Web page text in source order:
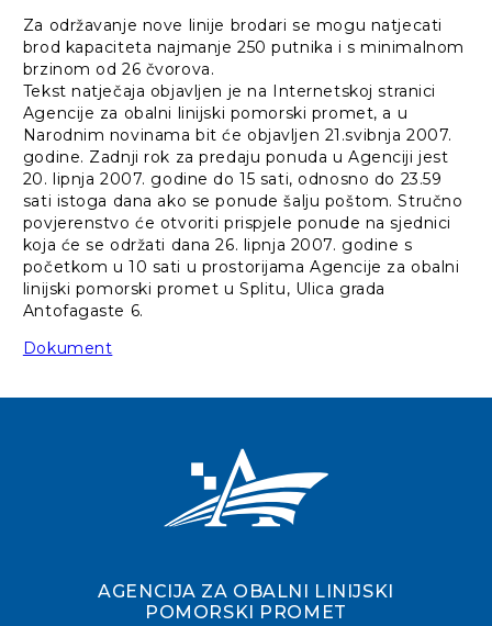
Za održavanje nove linije brodari se mogu natjecati
brod kapaciteta najmanje 250 putnika i s minimalnom
brzinom od 26 čvorova.
Tekst natječaja objavljen je na Internetskoj stranici
Agencije za obalni linijski pomorski promet, a u
Narodnim novinama bit će objavljen 21.svibnja 2007.
godine. Zadnji rok za predaju ponuda u Agenciji jest
20. lipnja 2007. godine do 15 sati, odnosno do 23.59
sati istoga dana ako se ponude šalju poštom. Stručno
povjerenstvo će otvoriti prispjele ponude na sjednici
koja će se održati dana 26. lipnja 2007. godine s
početkom u 10 sati u prostorijama Agencije za obalni
linijski pomorski promet u Splitu, Ulica grada
Antofagaste 6.
Dokument
AGENCIJA ZA OBALNI LINIJSKI
POMORSKI PROMET